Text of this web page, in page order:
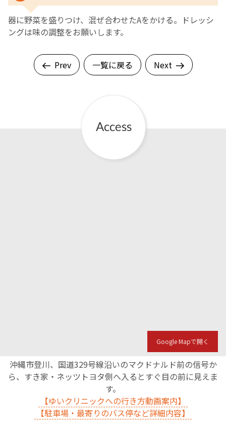
器に野菜を盛りつけ、混ぜ合わせたAをかける。ドレッシ
ングは味の調整をお願いします。
Prev 一覧に戻る Next
Google Mapで開く
沖縄市登川、国道329号線沿いのマクドナルド前の信号か
ら、すき家・ネッツトヨタ側へ入るとすぐ目の前に見えま
す。
【ゆいクリニックへの行き方動画案内】
【駐車場・最寄りのバス停など詳細内容】